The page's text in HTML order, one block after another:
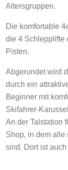
Altersgruppen.
Die komfortable
die 4 Schlepplifte
Pisten.
Abgerundet wird
durch ein
Beginner mit
Skifahrer-
An der Talstation
Shop, in dem alle
sind. Dort ist